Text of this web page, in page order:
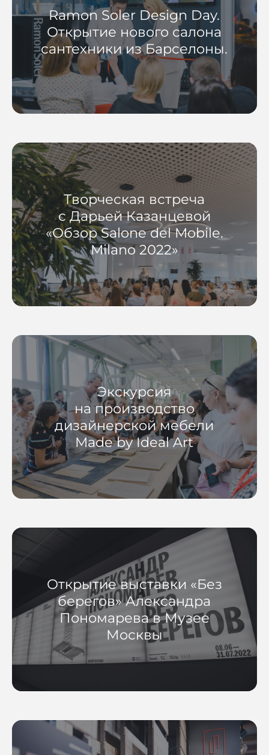
Ramon Soler Design Day.
Открытие нового салона
сантехники из Барселоны.
Творческая встреча
с Дарьей Казанцевой
«Обзор Salone del Mobile.
Milano 2022»
Экскурсия
на производство
дизайнерской мебели
Made by Ideal Art
Открытие выставки «Без
берегов» Александра
Пономарева в Музее
Москвы